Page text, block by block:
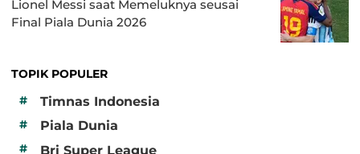
Lionel Messi saat Memeluknya seusai
Final Piala Dunia 2026
TOPIK POPULER
#
Timnas Indonesia
# Piala Dunia
# Bri Super League